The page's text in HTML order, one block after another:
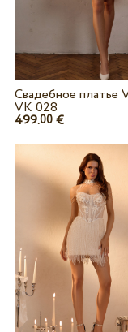
Свадебное платье
VK 028
499.00€